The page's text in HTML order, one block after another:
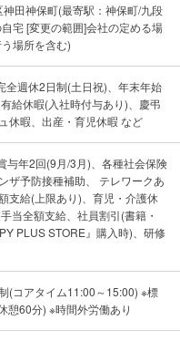
田神保町(最寄駅：神保町/九段
宅 [変更の範囲]会社の定める場
場所を含む)
全週休2日制(土日祝)、年末年始
給休暇(入社時付与あり)、慶弔
休暇、出産・育児休暇 など
与年2回(9月/3月)、各種社会保険
ザ予防接種補助、 テレワークあ
支給(上限あり)、育児・介護休
当全額支給、社員割引(書籍・
PLUS STORE』購入時)、研修
(コアタイム11:00～15:00) ※標
憩60分) ※時間外労働あり